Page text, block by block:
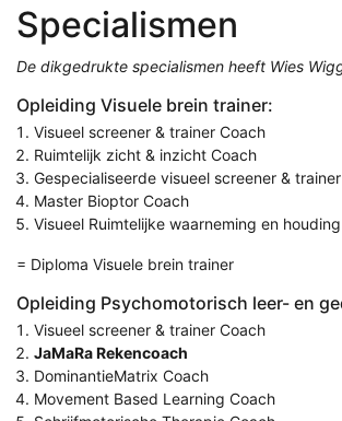
Specialismen
De dikgedrukte specialismen heeft Wies
Opleiding Visuele brein trainer:
Visueel screener & trainer Coach
Ruimtelijk zicht & inzicht Coach
Gespecialiseerde visueel screener &
Master Bioptor Coach
Visueel Ruimtelijke waarneming en
= Diploma Visuele brein trainer
Opleiding Psychomotorisch leer- en
Visueel screener & trainer Coach
JaMaRa Rekencoach
DominantieMatrix Coach
Movement Based Learning Coach